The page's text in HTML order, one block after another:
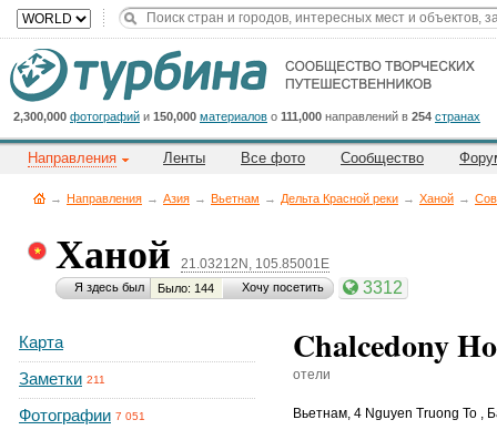
2,300,000 фотографий и 150,000 материалов о 111,000 направлений в 254 странах
Направления Ленты Все фото Сообщество
→ Направления → Азия → Вьетнам → Дельта Красной реки → Ханой →
Ханой 21.03212N, 105.85001E
Я здесь был Было: 144 Хочу посетить 3312
Карта
Заметки 211
Фотографии 7 051
Chalcedony
отели
Вьетнам, 4 Nguyen Truong To ,
Cейчас
на
сайте:
Title
Button